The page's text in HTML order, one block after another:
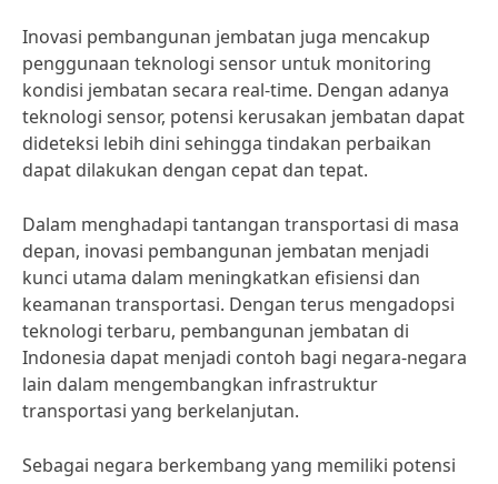
Inovasi pembangunan jembatan juga mencakup
penggunaan teknologi sensor untuk monitoring
kondisi jembatan secara real-time. Dengan adanya
teknologi sensor, potensi kerusakan jembatan dapat
dideteksi lebih dini sehingga tindakan perbaikan
dapat dilakukan dengan cepat dan tepat.
Dalam menghadapi tantangan transportasi di masa
depan, inovasi pembangunan jembatan menjadi
kunci utama dalam meningkatkan efisiensi dan
keamanan transportasi. Dengan terus mengadopsi
teknologi terbaru, pembangunan jembatan di
Indonesia dapat menjadi contoh bagi negara-negara
lain dalam mengembangkan infrastruktur
transportasi yang berkelanjutan.
Sebagai negara berkembang yang memiliki potensi